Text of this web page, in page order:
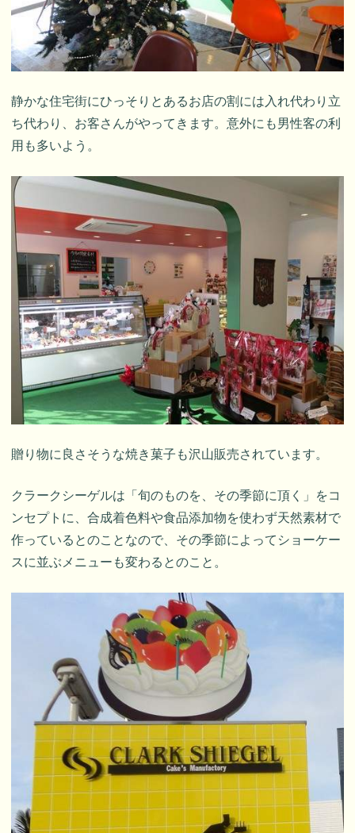
静かな住宅街にひっそりとあるお店の割には入れ代わり立
ち代わり、お客さんがやってきます。意外にも男性客の利
用も多いよう。
贈り物に良さそうな焼き菓子も沢山販売されています。
クラークシーゲルは「旬のものを、その季節に頂く」をコ
ンセプトに、合成着色料や食品添加物を使わず天然素材で
作っているとのことなので、その季節によってショーケー
スに並ぶメニューも変わるとのこと。